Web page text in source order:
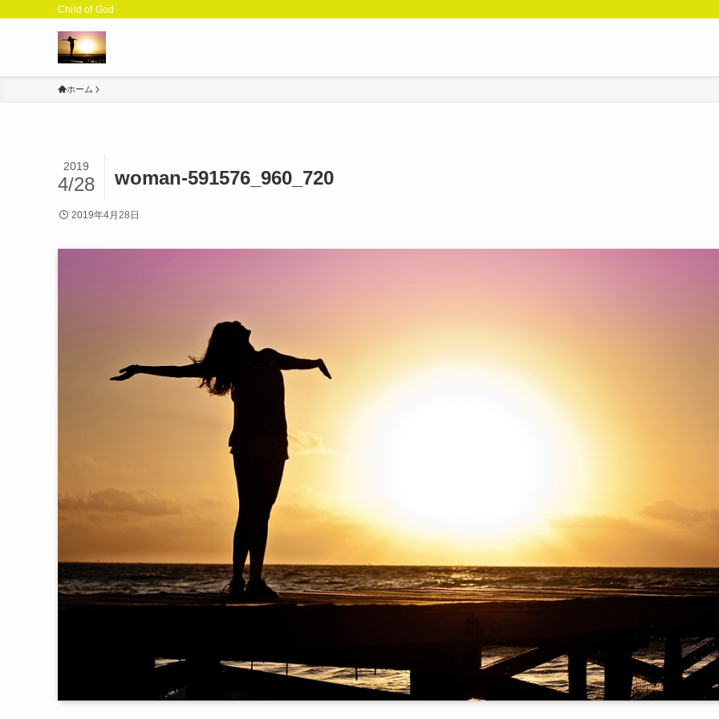
Child of God
ホーム
woman-591576_960_720
2019
4/28
2019年4月28日